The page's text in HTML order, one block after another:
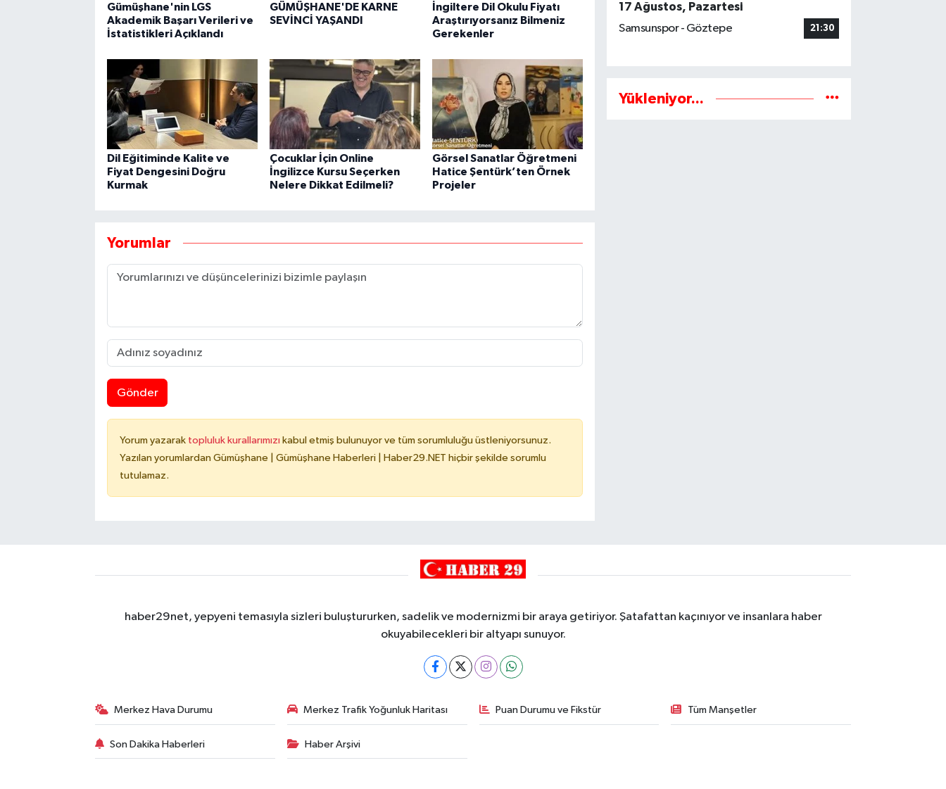
Gümüşhane'nin LGS
Akademik Başarı Verileri ve
İstatistikleri Açıklandı
GÜMÜŞHANE'DE KARNE
SEVİNCİ YAŞANDI
İngiltere Dil Okulu Fiyatı
Araştırıyorsanız Bilmeniz
Gerekenler
Dil Eğitiminde Kalite ve
Fiyat Dengesini Doğru
Kurmak
Çocuklar İçin Online
İngilizce Kursu Seçerken
Nelere Dikkat Edilmeli?
Görsel Sanatlar Öğretmeni
Hatice Şentürk’ten Örnek
Projeler
Yorumlar
Gönder
Yorum yazarak topluluk kurallarımızı kabul etmiş bulunuyor ve tüm sorumluluğu üstleniyorsunuz.
Yazılan yorumlardan Gümüşhane | Gümüşhane Haberleri | Haber29.NET hiçbir şekilde sorumlu
tutulamaz.
17 Ağustos, Pazartesi
Samsunspor - Göztepe
21:30
Yükleniyor...
haber29net, yepyeni temasıyla sizleri buluştururken, sadelik ve modernizmi bir araya getiriyor. Şatafattan kaçınıyor ve insanlara haber
okuyabilecekleri bir altyapı sunuyor.
Merkez Hava Durumu Merkez Trafik Yoğunluk Haritası Puan Durumu ve Fikstür Tüm Manşetler
Son Dakika Haberleri Haber Arşivi